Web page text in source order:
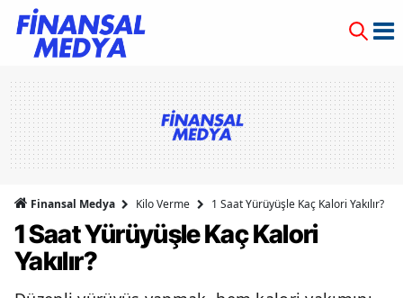
Finansal Medya Kilo Verme 1 Saat Yürüyüşle Kaç Kalori Yakılır?
1 Saat Yürüyüşle Kaç Kalori
Yakılır?